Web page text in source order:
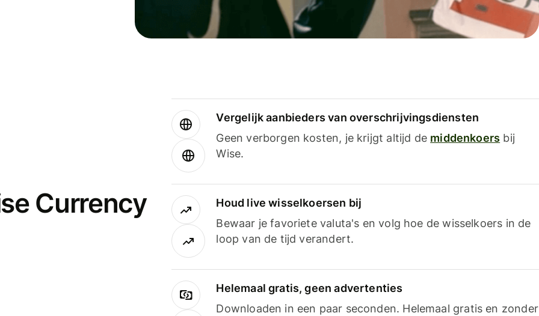
Currency
Vergelijk aanbieders van overschrijvingsdiensten
Geen verborgen kosten, je krijgt altijd de middenkoers bij
Wise.
Houd live wisselkoersen bij
Bewaar je favoriete valuta's en volg hoe de wisselkoers in de
loop van de tijd verandert.
Helemaal gratis, geen advertenties
Downloaden in een paar seconden. Helemaal gratis en zonder